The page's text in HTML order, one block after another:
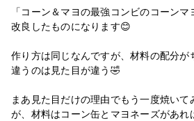
「コーン＆マヨの最強コンビのコーン
改良したものになります😊
作り方は同じなんですが、材料の配分が
違うのは見た目が違う🤣
まあ見た目だけの理由でもう一度焼いて
が、材料はコーン缶とマヨネーズがあれ